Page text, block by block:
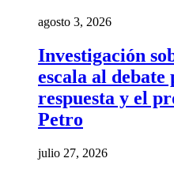
agosto 3, 2026
Investigación
escala al
respuesta y el
Petro
julio 27, 2026